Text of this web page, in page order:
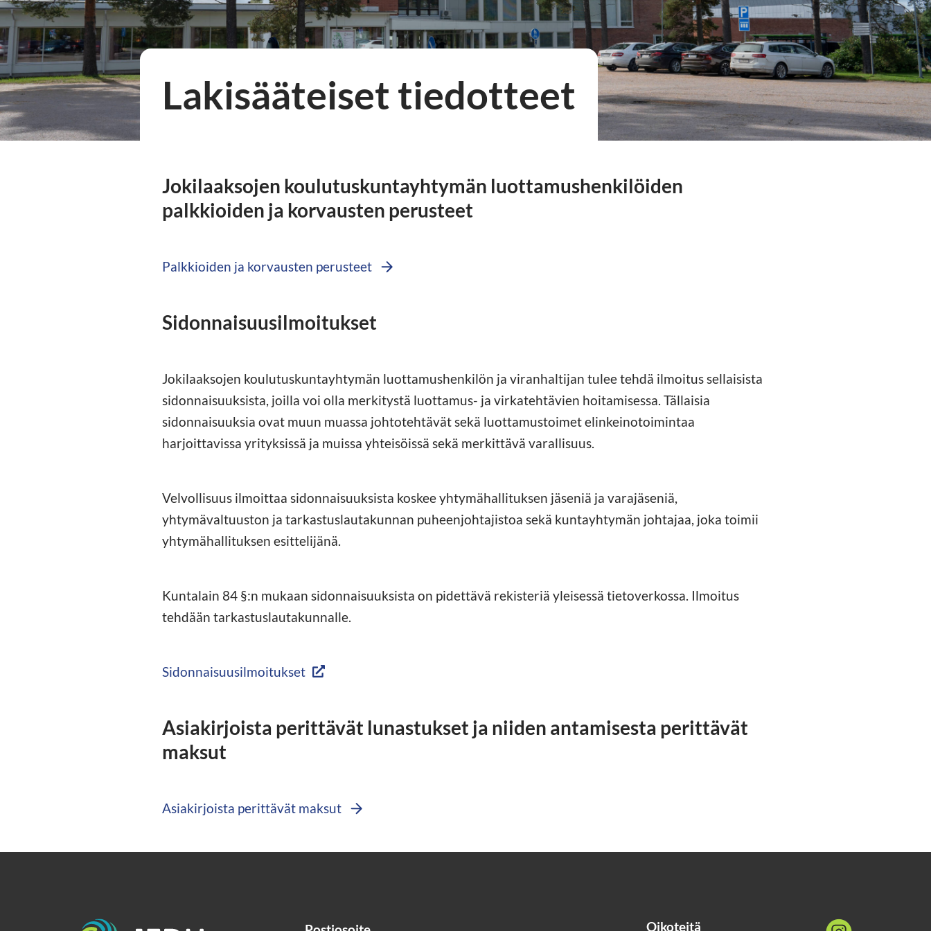
Lakisääteiset tiedotteet
Jokilaaksojen koulutuskuntayhtymän luottamushenkilöiden
palkkioiden ja korvausten perusteet
Palkkioiden ja korvausten perusteet
Sidonnaisuusilmoitukset
Jokilaaksojen koulutuskuntayhtymän luottamushenkilön ja viranhaltijan tulee tehdä ilmoitus sellaisista
sidonnaisuuksista, joilla voi olla merkitystä luottamus- ja virkatehtävien hoitamisessa. Tällaisia
sidonnaisuuksia ovat muun muassa johtotehtävät sekä luottamustoimet elinkeinotoimintaa
harjoittavissa yrityksissä ja muissa yhteisöissä sekä merkittävä varallisuus.
Velvollisuus ilmoittaa sidonnaisuuksista koskee yhtymähallituksen jäseniä ja varajäseniä,
yhtymävaltuuston ja tarkastuslautakunnan puheenjohtajistoa sekä kuntayhtymän johtajaa, joka toimii
yhtymähallituksen esittelijänä.
Kuntalain 84 §:n mukaan sidonnaisuuksista on pidettävä rekisteriä yleisessä tietoverkossa. Ilmoitus
tehdään tarkastuslautakunnalle.
Sidonnaisuusilmoitukset
Asiakirjoista perittävät lunastukset ja niiden antamisesta perittävät
maksut
Asiakirjoista perittävät maksut
Etusivu Oikoteitä
Sosiaalinen